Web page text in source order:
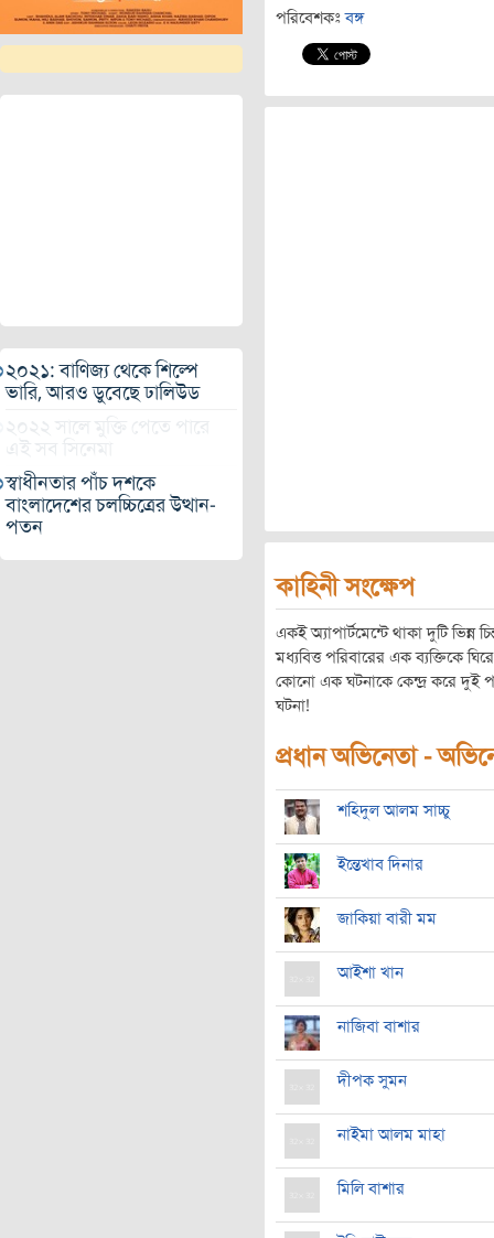
২০২১: বাণিজ্য থেকে শিল্পে
ভারি, আরও ডুবেছে ঢালিউড
স্বাধীনতার পাঁচ দশকে
বাংলাদেশের চলচ্চিত্রের উত্থান-
পতন
পরিবেশকঃ বঙ্গ
কাহিনী সংক্ষেপ
একই অ্যাপার্টমেন্টে থাকা দুটি ভিন্ন
মধ্যবিত্ত পরিবারের এক ব্যক্তিকে
কোনো এক ঘটনাকে কেন্দ্র করে দুই
ঘটনা!
প্রধান অভিনেতা -
শহিদুল আলম সাচ্চু
ইন্তেখাব দিনার
জাকিয়া বারী মম
আইশা খান
নাজিবা বাশার
দীপক সুমন
নাইমা আলম মাহা
মিলি বাশার